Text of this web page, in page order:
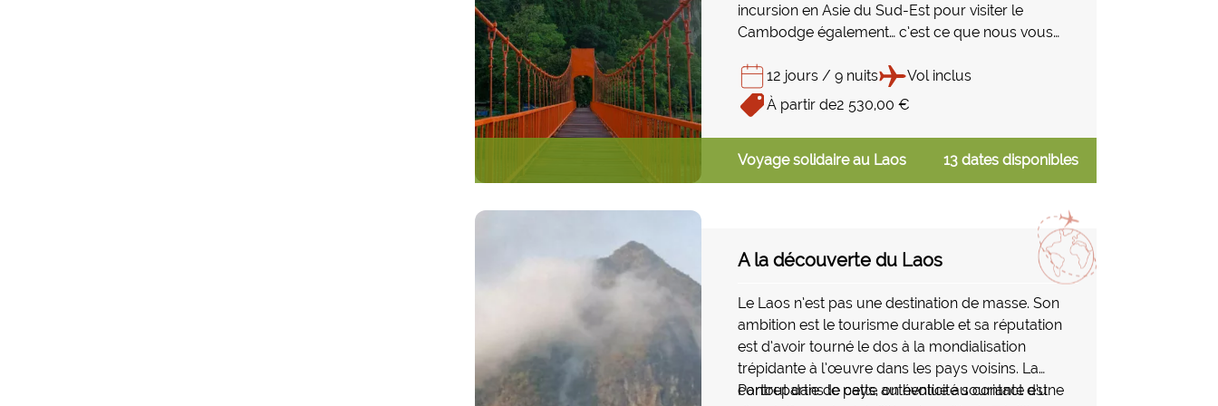
incursion en Asie du Sud-Est pour visiter le
Cambodge également… c’est ce que nous vous
combiné Laos/Cambodge. La partie de ce voyage
au Laos est plus longue que votre étape au
Cambodge qui vous permet de découvrir ainsi
l’essentiel du Laos et de vous concentrer sur la
visite de Siem Reap et les temples d’Angkor au
moment de votre passage au Cambodge.
12 jours / 9 nuits
Vol inclus
À partir de2 530,00 €
Voyage solidaire au Laos 13 dates disponibles
A la découverte du Laos
Le Laos n’est pas une destination de masse. Son
ambition est le tourisme durable et sa réputation
est d’avoir tourné le dos à la mondialisation
trépidante à l’œuvre dans les pays voisins. La
contrepartie de cette authenticité souriante est
Partout dans le pays, on évolue au contact d’une